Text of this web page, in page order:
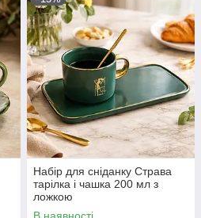
Набір для сніданку Страва
тарілка і чашка 200 мл з
ложкою